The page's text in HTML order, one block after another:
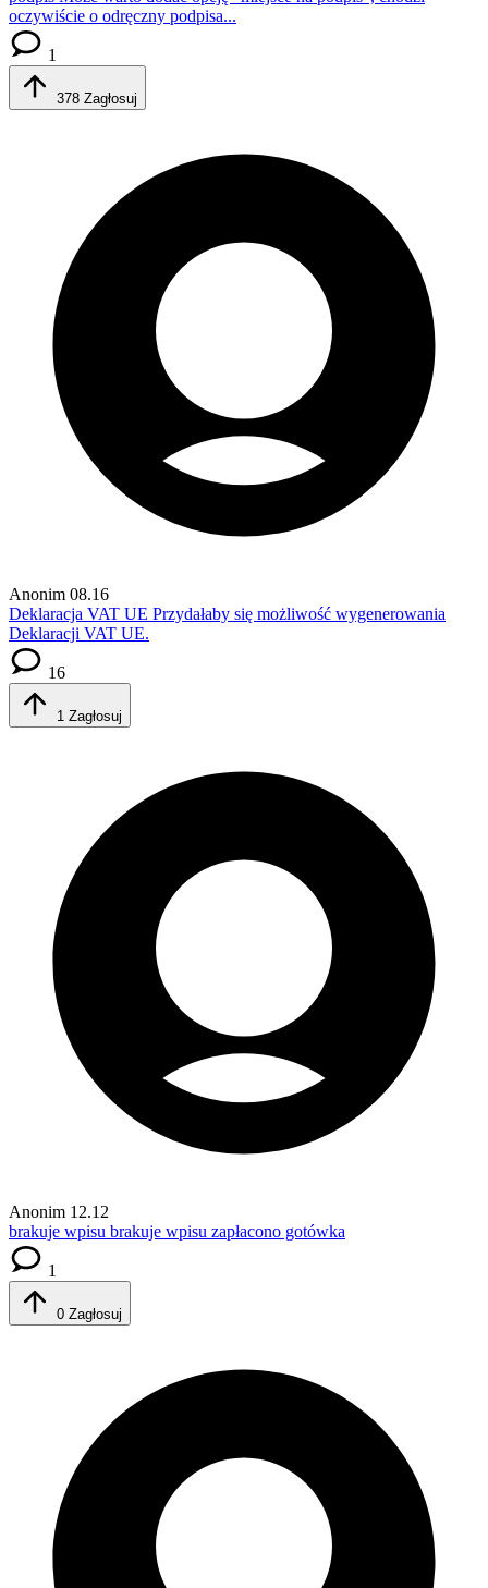
oczywiście o odręczny podpisa...
1
378 Zagłosuj
Anonim 08.16
Deklaracja VAT UE Przydałaby się możliwość wygenerowania
Deklaracji VAT UE.
16
1 Zagłosuj
Anonim 12.12
brakuje wpisu brakuje wpisu zapłacono gotówka
1
0 Zagłosuj